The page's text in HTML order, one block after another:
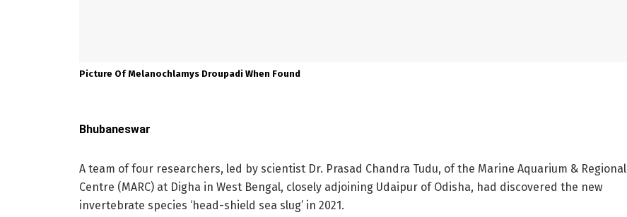
Picture Of Melanochlamys Droupadi When Found
Bhubaneswar
A team of four researchers, led by scientist Dr. Prasad Chandra Tudu, of the Marine Aquarium & Regional
Centre (MARC) at Digha in West Bengal, closely adjoining Udaipur of Odisha, had discovered the new
invertebrate species ‘head-shield sea slug’ in 2021.